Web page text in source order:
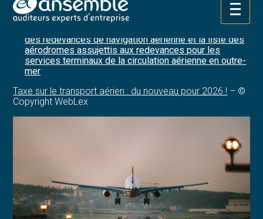
Aller
au
Arrêté du 5 décembre 2025 modifiant l’échéance
déclarative des taxes sur le transport aérien
des redevances de navigation aérienne et la liste des
aérodromes assujettis aux redevances pour les
services terminaux de la circulation aérienne en outre-
mer
Taxe sur le transport aérien : du nouveau pour 2026 ! – ©
Copyright WebLex